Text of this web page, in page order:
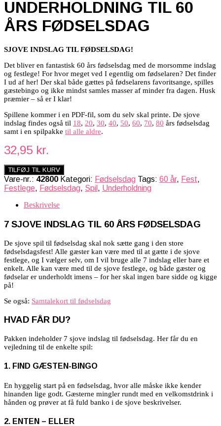
UNDERHOLDNING TIL 60
ÅRS FØDSELSDAG
SJOVE INDSLAG TIL FØDSELSDAG!
Det bliver en fantastisk 60 års fødselsdag med de morsomme indslag
og festlege! For hvor meget ved I egentlig om fødselaren? Det finder
I ud af her! Der skal både gættes på fødselarens favoritsange, spilles
gæstebingo og ikke mindst samles masser af minder fra dagen. Husk
præmier – så er I klar!
Spillene kommer i en PDF-fil, som du selv skal printe. De sjove
indslag findes også til 18, 20, 30, 40, 50, 60, 70, 80 års fødselsdag
samt i en spilpakke til alle aldre.
32,95 kr.
TILFØJ TIL KURV
Vare-nr.: 42800 Kategori: Fødselsdag Tags: 60 år, Fest,
Festlege, Fødselsdag, Spil , Underholdning
Beskrivelse
7 SJOVE INDSLAG TIL 60 ÅRS FØDSELSDAG
De sjove spil til fødselsdag skal nok sætte gang i den store
fødselsdagsfest! Alle gæster kan være med til at gætte i de sjove
festlege, og I vælger selv, om I vil bruge alle 7 indslag eller bare et
enkelt. Alle kan være med til de sjove festlege, og både gæster og
fødselar er underholdt imens – for her skal ingen bare sidde og kigge
på!
Se også: Samtalekort til fødselsdag
HVAD FÅR DU?
Pakken indeholder 7 sjove indslag til fødselsdag. Her får du en
vejledning til de enkelte spil:
1. FIND GÆSTEN-BINGO
En hyggelig start på en fødselsdag, hvor alle måske ikke kender
hinanden lige godt. Gæsterne mingler rundt med en velkomstdrink i
hånden og prøver at få fuld banko i de sjove beskrivelser.
2. ENTEN – ELLER